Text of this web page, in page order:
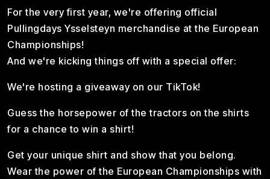
For the very first year, we're offering official
Pullingdays Ysselsteyn merchandise at the European
Championships!
And we're kicking things off with a special offer:
We're hosting a giveaway on our TikTok!
Guess the horsepower of the tractors on the shirts
for a chance to win a shirt!
Get your unique shirt and show that you belong.
Wear the power of the European Championships with